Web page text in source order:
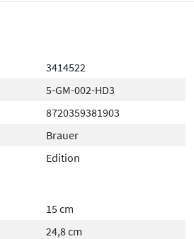
3414522
5-GM-002-HD3
8720359381903
Brauer
Edition
15 cm
24,8 cm